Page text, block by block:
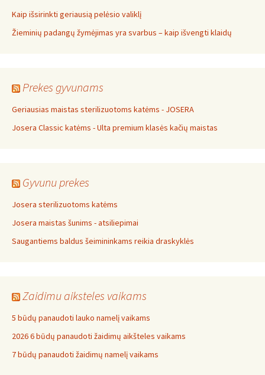
Kaip išsirinkti geriausią pelėsio valiklį
Žieminių padangų žymėjimas yra svarbus – kaip išvengti klaidų
Prekes gyvunams
Geriausias maistas sterilizuotoms katėms - JOSERA
Josera Classic katėms - Ulta premium klasės kačių maistas
Gyvunu prekes
Josera sterilizuotoms katėms
Josera maistas šunims - atsiliepimai
Saugantiems baldus šeimininkams reikia draskyklės
Zaidimu aiksteles vaikams
5 būdų panaudoti lauko namelį vaikams
2026 6 būdų panaudoti žaidimų aikšteles vaikams
7 būdų panaudoti žaidimų namelį vaikams